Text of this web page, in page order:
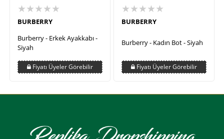
★★★★★
BURBERRY
Burberry - Erkek Ayakkabı -
Siyah
Fiyatı Üyeler Görebilir
★★★★★
BURBERRY
Burberry - Kadın Bot - Siyah
Fiyatı Üyeler Görebilir